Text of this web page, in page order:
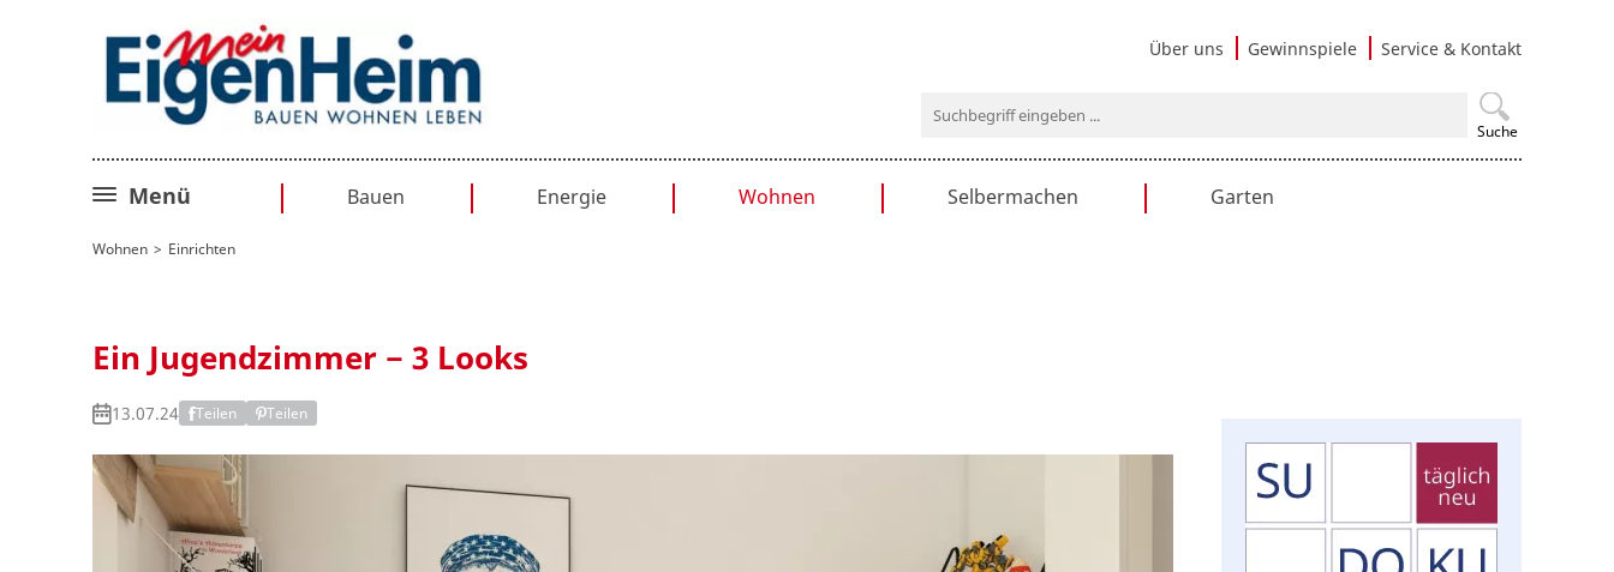
Über uns Gewinnspiele Service & Kontakt
Suche
Menü
Navigation
überspringen
Bauen
Sanieren
Energie Wohnen Selbermachen Garten
Wohnen Einrichten
Ein Jugendzimmer − 3 Looks
13.07.24 Teilen Teilen